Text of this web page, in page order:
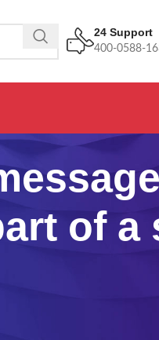
24 Support
400-0588-
of a